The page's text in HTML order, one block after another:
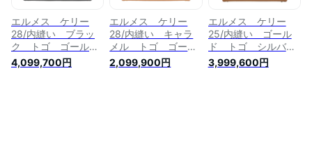
エルメス ケリー
28/内縫い ブラッ
ク トゴ ゴールド
金具 HERMES
Kelly bag 28
4,099,700円
エルメス ケリー
28/内縫い キャラ
メル トゴ ゴール
ド金具 HERMES
Kelly bag 28
2,099,900円
エルメス ケリー
25/内縫い ゴール
ド トゴ シルバー
金具 HERMES
Kelly bag 25
3,999,600円